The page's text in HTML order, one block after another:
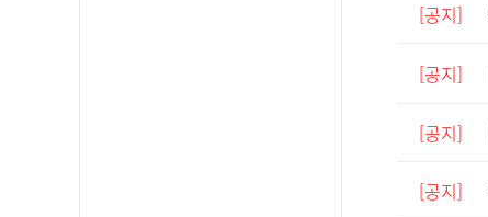
[공지]
[공지]
[공지]
[공지]